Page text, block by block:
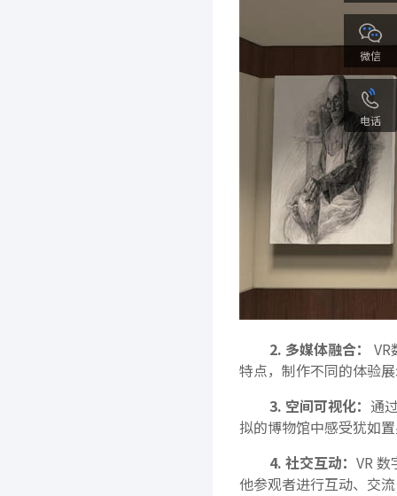
2. 多媒体融合：
特点，制作不同的体验
3. 空间可视化： 通
拟的博物馆中感受犹如
4. 社交互动： VR
他参观者进行互动、交
微信
电话